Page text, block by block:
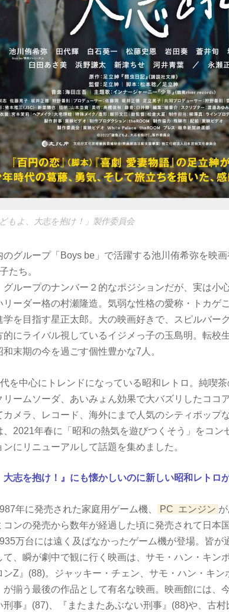
もよ、大志を抱け！」製作委員会
のグループ「Boys be」で活躍する池川侑希弥を映
たち。
ループのナンバー２的なポジションだが、実は小
リーダー格の村瀬隆造。気弱な性格の愛称・トカゲ
学を目指す星正太郎。大の映画好きで、スピルバー
にライバル視しているイジメっ子の玉島明。転校
末期の今を過ごす個性豊かな7人。
を中心にトレンドになっている昭和レトロ。純喫
リームソーダ、あいみょん効果で大バズリしたココ
カメラ、レコード、海外にまで人気のシティポップ
、2021年春に「昭和の熱気を遊びつくそう」をコン
にリニューアルして話題を集めました。
大志を抱け！』にも懐かしいのに新しい昭和レトロ
年に発売された家庭用ゲーム機、 PC エンジン
コンの発売から数年が経過した頃に発売されて日本
万台には遠く及ばなかったゲーム機が登場。皆が
、瞬が劇中で観に行く映画は、サモ・ハン・キン
ンZ』(88)。ジャッキー・チェン、サモ・ハン・キ
が揃う最後の作品として有名な映画。映画館には、
刑事』(87)、『またまたあぶない刑事』(88)や、古